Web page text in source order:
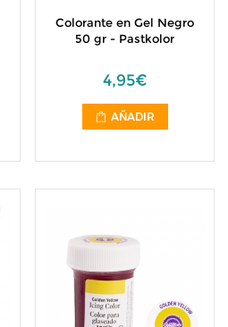
Colorante en Gel Negro
50 gr - Pastkolor
4,95€
AÑADIR